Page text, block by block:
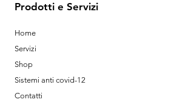
Prodotti e Servizi
Home
Servizi
Shop
Sistemi anti covid-12
Contatti